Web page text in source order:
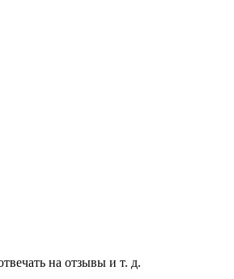
на отзывы и т. д.